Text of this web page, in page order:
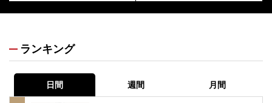
ランキング
日間 週間 月間